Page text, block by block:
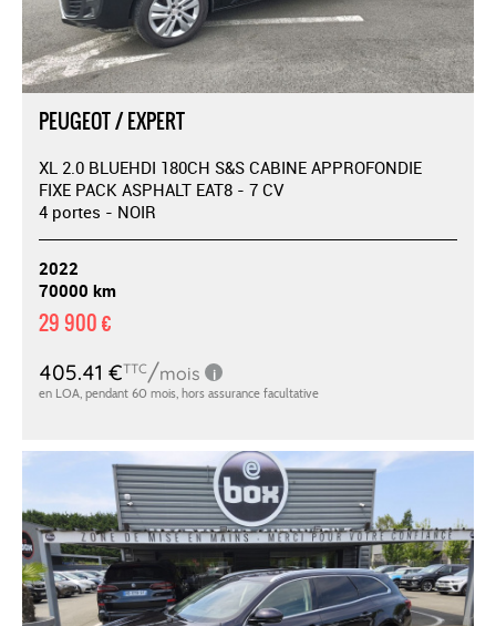
PEUGEOT / EXPERT
XL 2.0 BLUEHDI 180CH S&S CABINE APPROFONDIE
FIXE PACK ASPHALT EAT8 - 7 CV
4 portes - NOIR
2022
70000 km
29 900 €